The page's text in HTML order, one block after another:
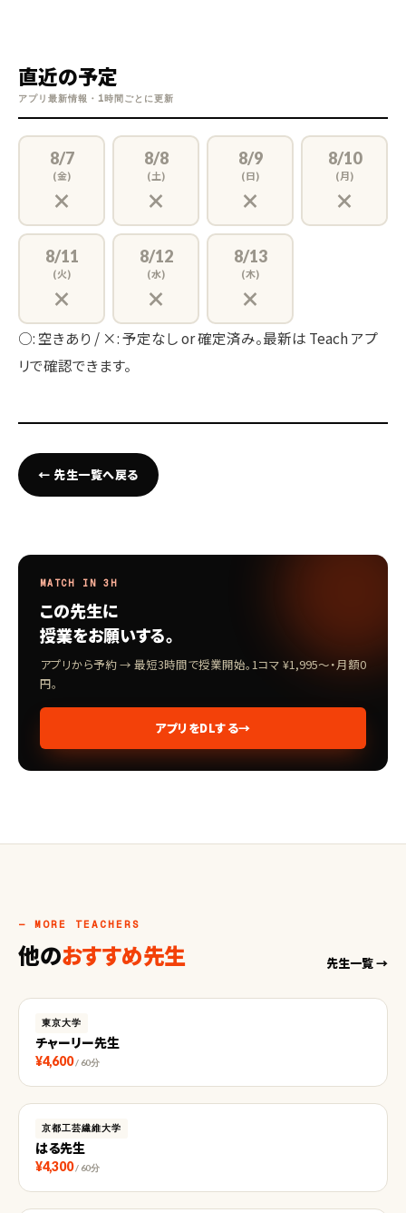
直近の予定
アプリ最新情報・1時間ごとに更新
8/7
(金)
×
8/8
(土)
×
8/9
(日)
×
8/10
(月)
×
8/11
(火)
×
8/12
(水)
×
8/13
(木)
×
○: 空きあり / ×: 予定なし or 確定済み。最新は Teach アプ
リで確認できます。
← 先生一覧へ戻る
MATCH IN 3H
この先生に
授業をお願いする。
アプリから予約 → 最短3時間で授業開始。1コマ ¥1,995〜・月額0
円。
アプリをDLする→
— MORE TEACHERS
他のおすすめ先生 先生一覧 →
東京大学
チャーリー先生
¥4,600 / 60分
京都工芸繊維大学
はる先生
¥4,300 / 60分